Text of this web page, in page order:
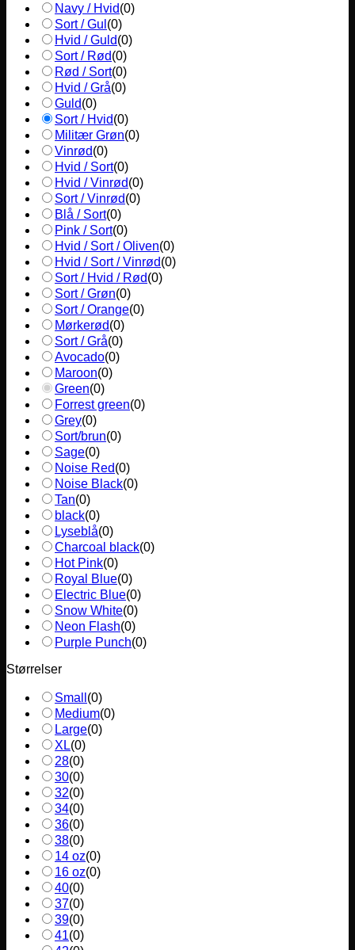
Navy / Hvid(0)
Sort / Gul (0)
Hvid / Guld(0)
Sort / Rød(0)
Rød / Sort(0)
Hvid / Grå(0)
Guld(0)
Sort / Hvid(0)
Militær Grøn(0)
Vinrød(0)
Hvid / Sort(0)
Hvid / Vinrød(0)
Sort / Vinrød(0)
Blå / Sort(0)
Pink / Sort(0)
Hvid / Sort / Oliven(0)
Hvid / Sort / Vinrød(0)
Sort / Hvid / Rød(0)
Sort / Grøn(0)
Sort / Orange(0)
Mørkerød(0)
Sort / Grå(0)
Avocado(0)
Maroon(0)
Green(0)
Forrest green(0)
Grey(0)
Sort/brun(0)
Sage(0)
Noise Red(0)
Noise Black(0)
Tan(0)
black(0)
Lyseblå(0)
Charcoal black(0)
Hot Pink(0)
Royal Blue(0)
Electric Blue(0)
Snow White(0)
Neon Flash(0)
Purple Punch(0)
Størrelser
Small (0)
Medium(0)
Large(0)
XL(0)
28(0)
30(0)
32(0)
34(0)
36(0)
38(0)
14 oz(0)
16 oz(0)
40(0)
37(0)
39(0)
41(0)